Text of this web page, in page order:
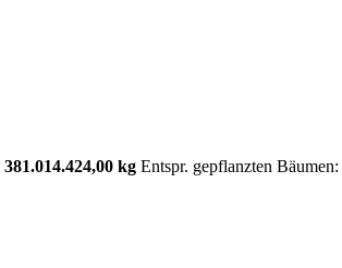
381.014.424,00 kg Entspr. gepflanzten Bäumen: